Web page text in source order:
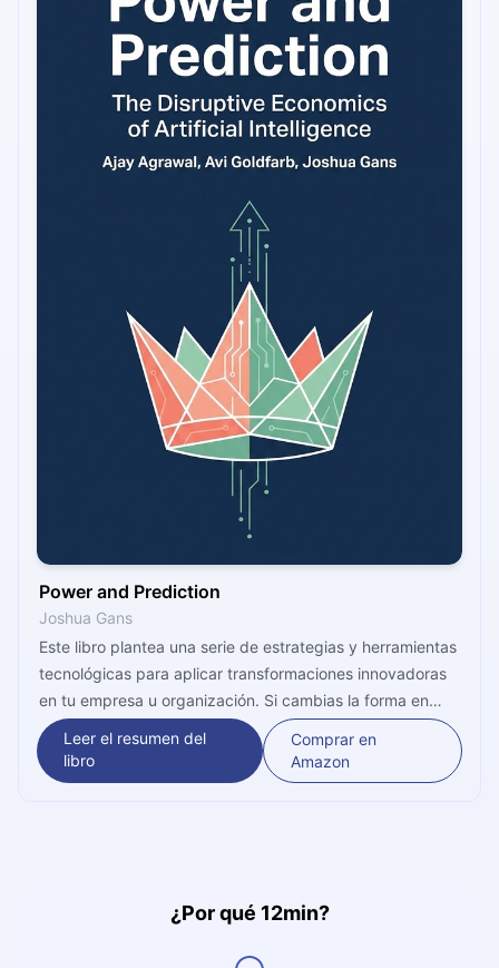
Power and Prediction
Joshua Gans
Este libro plantea una serie de estrategias y herramientas
tecnológicas para aplicar transformaciones innovadoras
en tu empresa u organización. Si cambias la forma en
que tomas tus decisiones y aplicas recursos para que
sean más efectivas, los resultados serán inmediatos. Este
libro busca iluminar el camino hacia esa transformación,
¿Estás listo para convertirte en un líder inolvidable?
Leer el resumen del
libro
Comprar en
Amazon
¿Por qué 12min?